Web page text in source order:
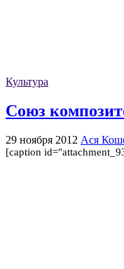
Культура
Союз
29 ноября 2012 Ася
[caption